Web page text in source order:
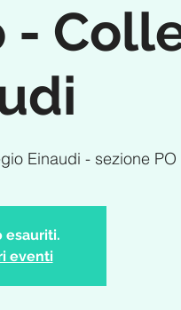
-
Einaudi - sezione PO
esauriti.
eventi